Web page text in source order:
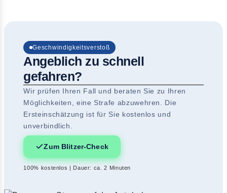
Geschwindigkeitsverstoß
Angeblich zu schnell
gefahren?
Wir prüfen Ihren Fall und beraten Sie zu Ihren
Möglichkeiten, eine Strafe abzuwehren. Die
Ersteinschätzung ist für Sie kostenlos und
unverbindlich.
Zum Blitzer-Check
100% kostenlos | Dauer: ca. 2 Minuten